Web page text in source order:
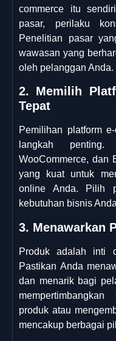
commerce itu
pasar, perilaku
Penelitian pasar
wawasan yang
oleh pelanggan Anda.
2. Memilih
Tepat
Pemilihan platform
langkah
WooCommerce, dan
yang kuat untuk
online Anda. Pilih
kebutuhan bisnis
3. Menawarkan
Produk adalah inti
Pastikan Anda
dan menarik bagi
produk atau
mencakup berbagai